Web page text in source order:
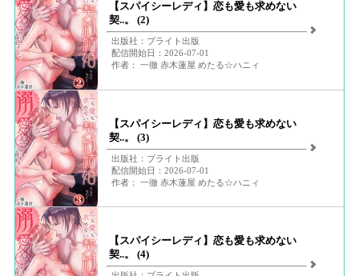
【スパイシーレディ】恋も愛も求めない
契..。 (2)
出版社：ブライト出版
配信開始日：2026-07-01
作者： 一徹 赤木蓮屋 めたる☆ハニィ
【スパイシーレディ】恋も愛も求めない
契..。 (3)
出版社：ブライト出版
配信開始日：2026-07-01
作者： 一徹 赤木蓮屋 めたる☆ハニィ
【スパイシーレディ】恋も愛も求めない
契..。 (4)